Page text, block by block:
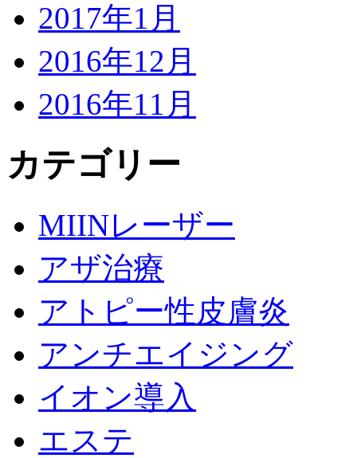
2017年1月
2016年12月
2016年11月
カテゴリー
MIINレーザー
アザ治療
アトピー性皮膚炎
アンチエイジング
イオン導入
エステ